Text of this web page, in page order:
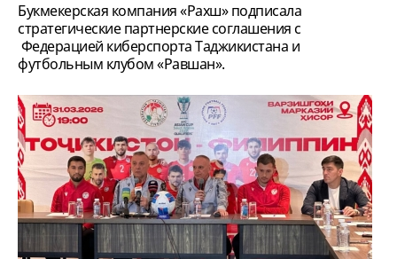
Букмекерская компания «Рахш» подписала
стратегические партнерские соглашения с
Федерацией киберспорта Таджикистана и
футбольным клубом «Равшан».